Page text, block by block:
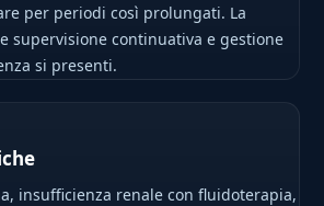
per periodi così prolungati. La
supervisione continuativa e gestione
si presenti.
insufficienza renale con fluidoterapia,